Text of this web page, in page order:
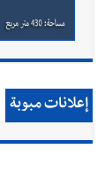
إعلانات مبوبة